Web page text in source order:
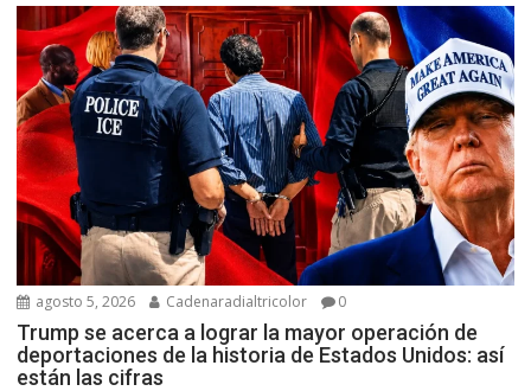
agosto 5, 2026 Cadenaradialtricolor 0
Trump se acerca a lograr la mayor operación de
deportaciones de la historia de Estados Unidos: así
están las cifras